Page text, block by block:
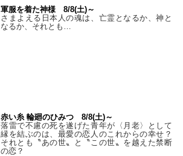
軍服を着た神様 8/8(土)～
さまよえる日本人の魂は、亡霊となるか、神と
なるか、それとも…
赤い糸 輪廻のひみつ 8/8(土)～
落雷で不慮の死を遂げた青年が〈月老〉として
縁を結ぶのは、最愛の恋人のこれからの幸せ？
それとも〝あの世〟と〝この世〟を越えた禁断
の恋？